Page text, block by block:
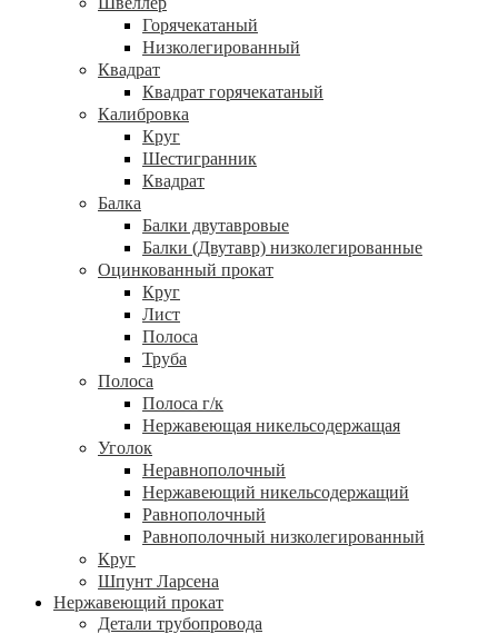
Горячекатаный
Низколегированный
Квадрат
Квадрат горячекатаный
Калибровка
Круг
Шестигранник
Квадрат
Балка
Балки двутавровые
Балки (Двутавр) низколегированные
Оцинкованный прокат
Круг
Лист
Полоса
Труба
Полоса
Полоса г/к
Нержавеющая никельсодержащая
Уголок
Неравнополочный
Нержавеющий никельсодержащий
Равнополочный
Равнополочный низколегированный
Круг
Шпунт Ларсена
Нержавеющий прокат
Детали трубопровода